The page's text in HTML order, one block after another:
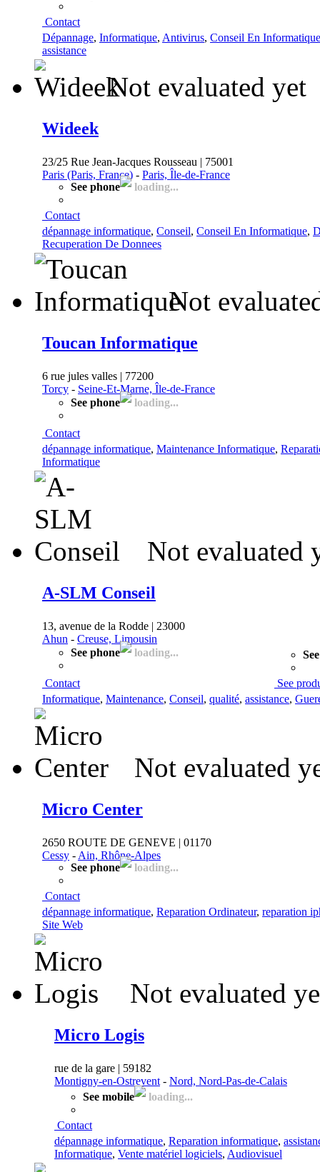
Contact
Dépannage, Informatique, Antivirus, Conseil En Informatique
assistance
Not evaluated yet
Wideek
23/25 Rue Jean-Jacques Rousseau | 75001
Paris (Paris, France) - Paris, Île-de-France
See phone
loading...
Contact
dépannage informatique, Conseil, Conseil En Informatique,
Recuperation De Donnees
Not
Toucan Informatique
6 rue jules valles | 77200
Torcy - Seine-Et-Marne, Île-de-France
See phone
loading...
Contact
dépannage informatique, Maintenance Informatique,
Informatique
Not evaluated
A-SLM Conseil
13, avenue de la Rodde | 23000
Ahun - Creuse, Limousin
See phone
loading...
Contact
See
Informatique, Maintenance, Conseil, qualité, assistance,
Not evaluated
Micro Center
2650 ROUTE DE GENEVE | 01170
Cessy - Ain, Rhône-Alpes
See phone
loading...
Contact
dépannage informatique, Reparation Ordinateur, reparation
Site Web
Not evaluated
Micro Logis
rue de la gare | 59182
Montigny-en-Ostrevent - Nord, Nord-Pas-de-Calais
See mobile
loading...
Contact
dépannage informatique, Reparation informatique,
Informatique, Vente matériel logiciels, Audiovisuel